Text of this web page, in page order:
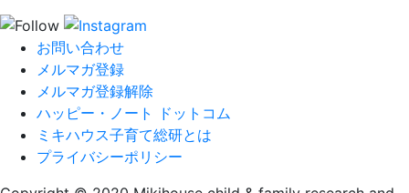
お問い合わせ
メルマガ登録
メルマガ登録解除
ハッピー・ノート ドットコム
ミキハウス子育て総研とは
プライバシーポリシー